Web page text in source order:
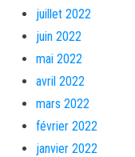
juillet 2022
juin 2022
mai 2022
avril 2022
mars 2022
février 2022
janvier 2022